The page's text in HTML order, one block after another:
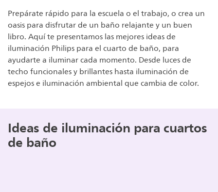
Prepárate rápido para la escuela o el trabajo, o crea un
oasis para disfrutar de un baño relajante y un buen
libro. Aquí te presentamos las mejores ideas de
iluminación Philips para el cuarto de baño, para
ayudarte a iluminar cada momento. Desde luces de
techo funcionales y brillantes hasta iluminación de
espejos e iluminación ambiental que cambia de color.
Ideas de iluminación para cuartos
de baño